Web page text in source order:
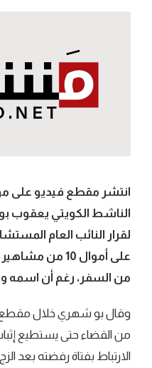
انتشر مقطع فيديو على
الناشط الكويتي يعقوب
لقرار النائب العام
على أموال 10
من السفر، رغم أن اسمه
وقال بو شهري خلال مقطع
من القضاء حتى يستطيع
الارتباط بفتاة رفضته